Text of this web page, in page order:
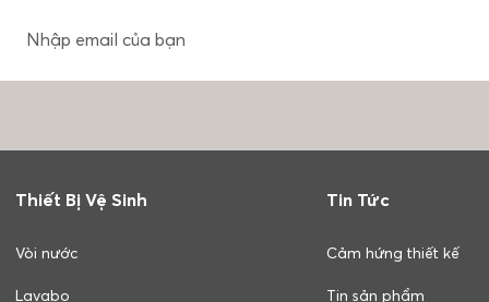
Thiết Bị Vệ Sinh
Vòi nước
Lavabo
Tin Tức
Cảm hứng thiết kế
Tin sản phẩm